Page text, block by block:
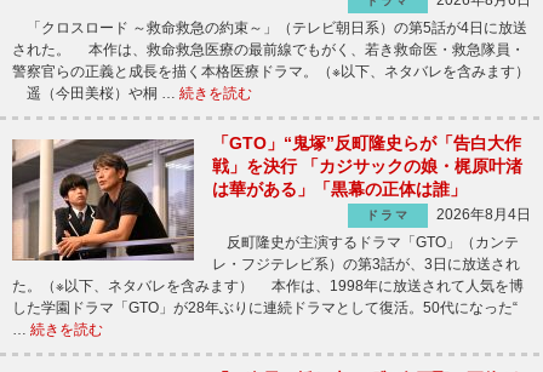
「クロスロード ～救命救急の約束～」（テレビ朝日系）の第5話が4日に放送
された。 本作は、救命救急医療の最前線でもがく、若き救命医・救急隊員・
警察官らの正義と成長を描く本格医療ドラマ。（※以下、ネタバレを含みます）
遥（今田美桜）や桐 … 続きを読む
「GTO」“鬼塚”反町隆史らが「告白大作
戦」を決行 「カジサックの娘・梶原叶渚
は華がある」「黒幕の正体は誰」
ドラマ
2026年8月4日
反町隆史が主演するドラマ「GTO」（カンテ
レ・フジテレビ系）の第3話が、3日に放送され
た。（※以下、ネタバレを含みます） 本作は、1998年に放送されて人気を博
した学園ドラマ「GTO」が28年ぶりに連続ドラマとして復活。50代になった“
… 続きを読む